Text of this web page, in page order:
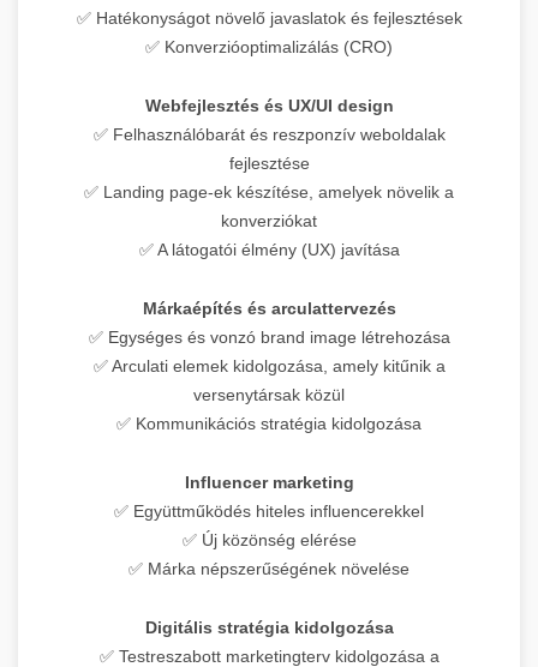
✅ Hatékonyságot növelő javaslatok és fejlesztések
✅ Konverzióoptimalizálás (CRO)
Webfejlesztés és UX/UI design
✅ Felhasználóbarát és reszponzív weboldalak
fejlesztése
✅ Landing page-ek készítése, amelyek növelik a
konverziókat
✅ A látogatói élmény (UX) javítása
Márkaépítés és arculattervezés
✅ Egységes és vonzó brand image létrehozása
✅ Arculati elemek kidolgozása, amely kitűnik a
versenytársak közül
✅ Kommunikációs stratégia kidolgozása
Influencer marketing
✅ Együttműködés hiteles influencerekkel
✅ Új közönség elérése
✅ Márka népszerűségének növelése
Digitális stratégia kidolgozása
✅ Testreszabott marketingterv kidolgozása a